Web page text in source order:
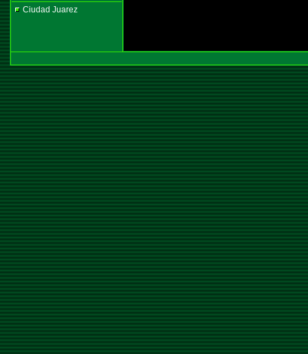
Ciudad Juarez